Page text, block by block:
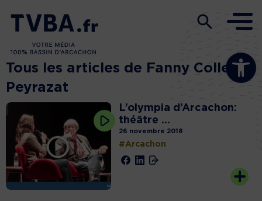
Ouvrir la
Tous les articles de Fanny Colleu
Peyrazat
L’olympia d’Arcachon:
théâtre ...
26 novembre 2018
#Arcachon